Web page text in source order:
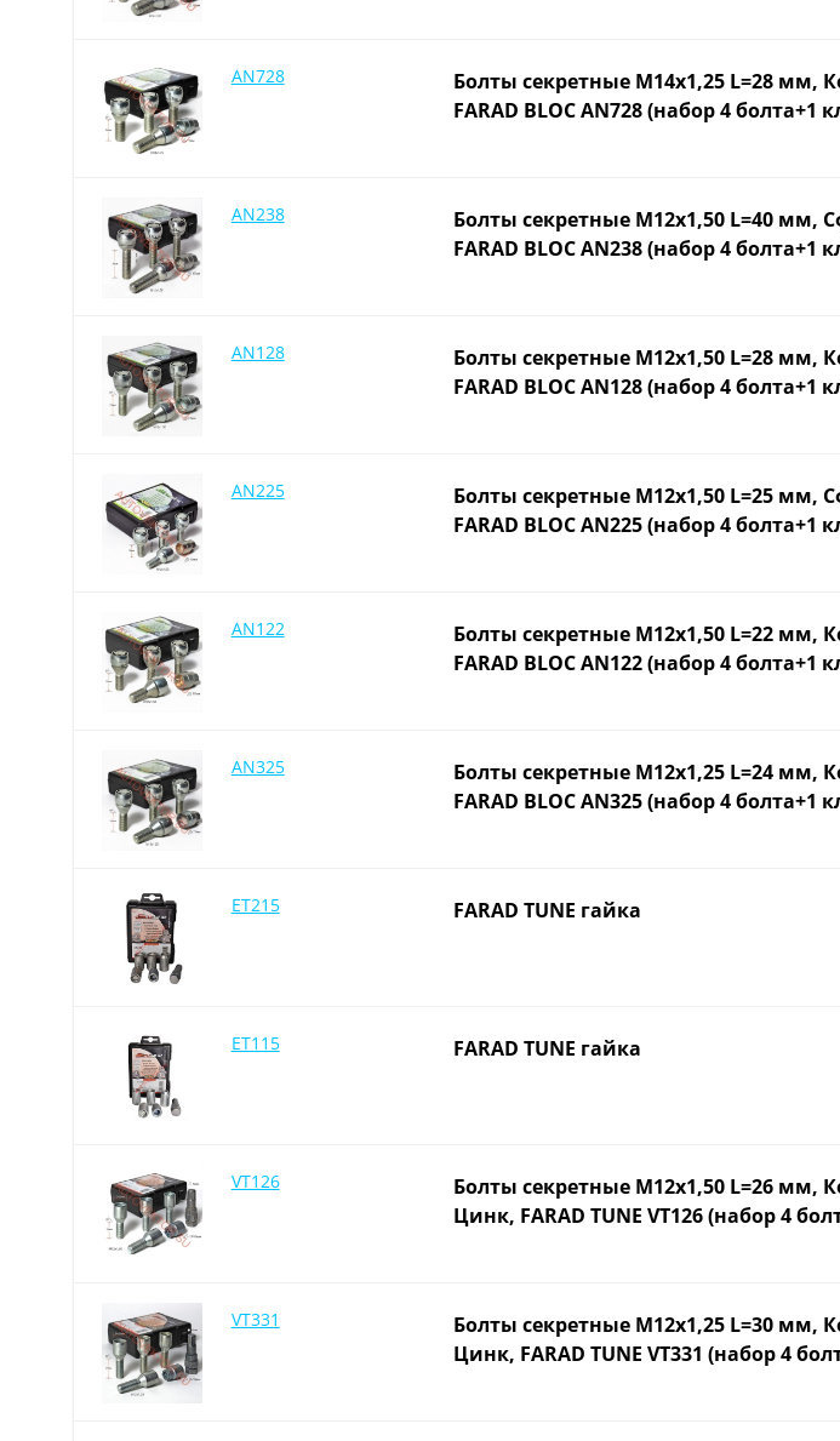
AN728
Болты секретные М14х1,25 L=28 мм,
FARAD BLOC AN728 (набор 4 болта+1
AN238
Болты секретные М12х1,50 L=40 мм,
FARAD BLOC AN238 (набор 4 болта+1
AN128
Болты секретные М12х1,50 L=28 мм,
FARAD BLOC AN128 (набор 4 болта+1
AN225
Болты секретные М12х1,50 L=25 мм,
FARAD BLOC AN225 (набор 4 болта+1
AN122
Болты секретные М12х1,50 L=22 мм,
FARAD BLOC AN122 (набор 4 болта+1
AN325
Болты секретные М12х1,25 L=24 мм,
FARAD BLOC AN325 (набор 4 болта+1
ET215 FARAD TUNE гайка
ET115 FARAD TUNE гайка
VT126
Болты секретные М12х1,50 L=26 мм,
Цинк, FARAD TUNE VT126 (набор 4
VT331
Болты секретные М12х1,25 L=30 мм,
Цинк, FARAD TUNE VT331 (набор 4